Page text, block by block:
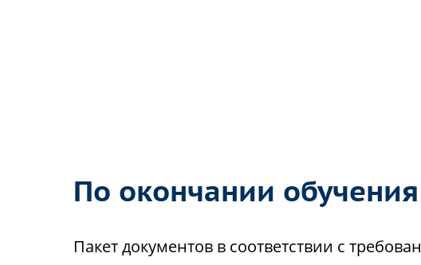
По окончании
Пакет документов в соответствии с